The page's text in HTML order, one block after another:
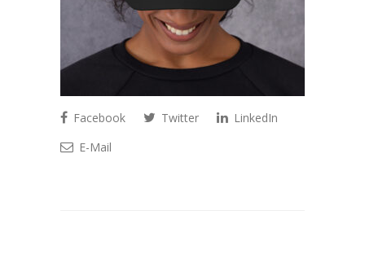
Facebook Twitter
LinkedIn
E-Mail